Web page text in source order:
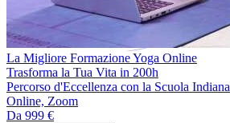
La Migliore Formazione Yoga Online
Trasforma la Tua Vita in 200h
Percorso d'Eccellenza con la Scuola Indiana
Online, Zoom
Da 999 €